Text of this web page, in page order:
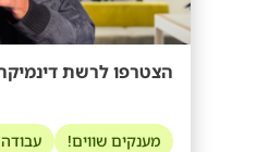
הצטרפו לרשת
מענקים שווים! עבודה